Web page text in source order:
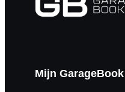
Mijn GarageBook